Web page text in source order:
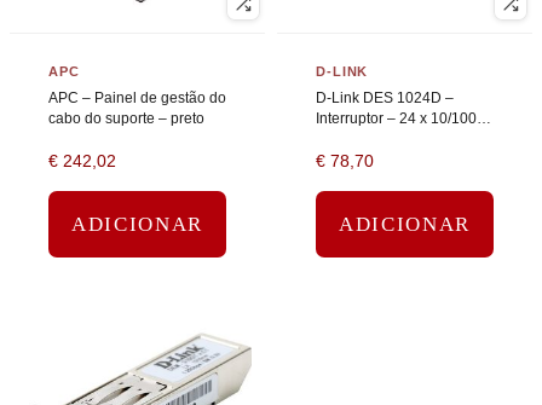
APC
APC – Painel de gestão do
cabo do suporte – preto
€ 242,02
ADICIONAR
D-LINK
D-Link DES 1024D –
Interruptor – 24 x 10/100 –
€ 78,70
ADICIONAR